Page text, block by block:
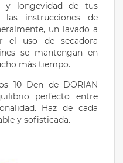
y longevidad de tus
las instrucciones de
un lavado a
el uso de secadora
se mantengan en
más tiempo.
10 Den de DORIAN
perfecto entre
Haz de cada
y sofisticada.